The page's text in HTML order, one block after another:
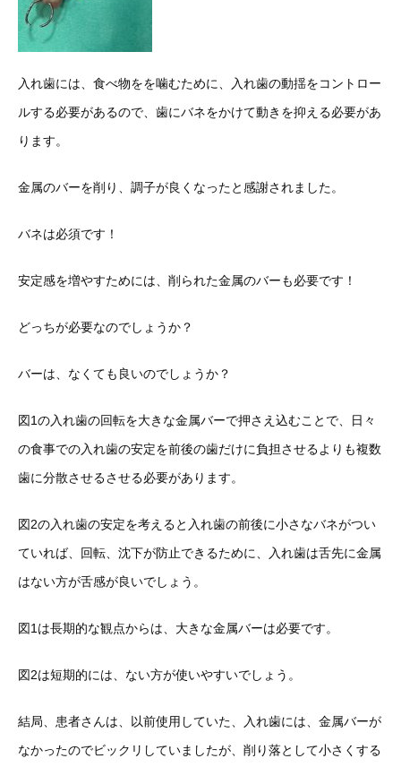
入れ歯には、食べ物をを噛むために、入れ歯の動揺をコントロー
ルする必要があるので、歯にバネをかけて動きを抑える必要があ
ります。
金属のバーを削り、調子が良くなったと感謝されました。
バネは必須です！
安定感を増やすためには、削られた金属のバーも必要です！
どっちが必要なのでしょうか？
バーは、なくても良いのでしょうか？
図1の入れ歯の回転を大きな金属バーで押さえ込むことで、日々
の食事での入れ歯の安定を前後の歯だけに負担させるよりも複数
歯に分散させるさせる必要があります。
図2の入れ歯の安定を考えると入れ歯の前後に小さなバネがつい
ていれば、回転、沈下が防止できるために、入れ歯は舌先に金属
はない方が舌感が良いでしょう。
図1は長期的な観点からは、大きな金属バーは必要です。
図2は短期的には、ない方が使いやすいでしょう。
結局、患者さんは、以前使用していた、入れ歯には、金属バーが
なかったのでビックリしていましたが、削り落として小さくする